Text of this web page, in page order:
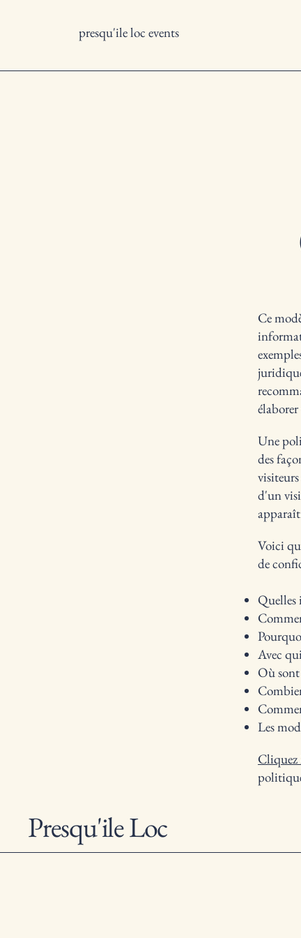
presqu'ile loc events
Ce
Une
des
d'un
Voici
de
Quelles
Avec
Où
Les
Cliquez
Presqu'ile Loc